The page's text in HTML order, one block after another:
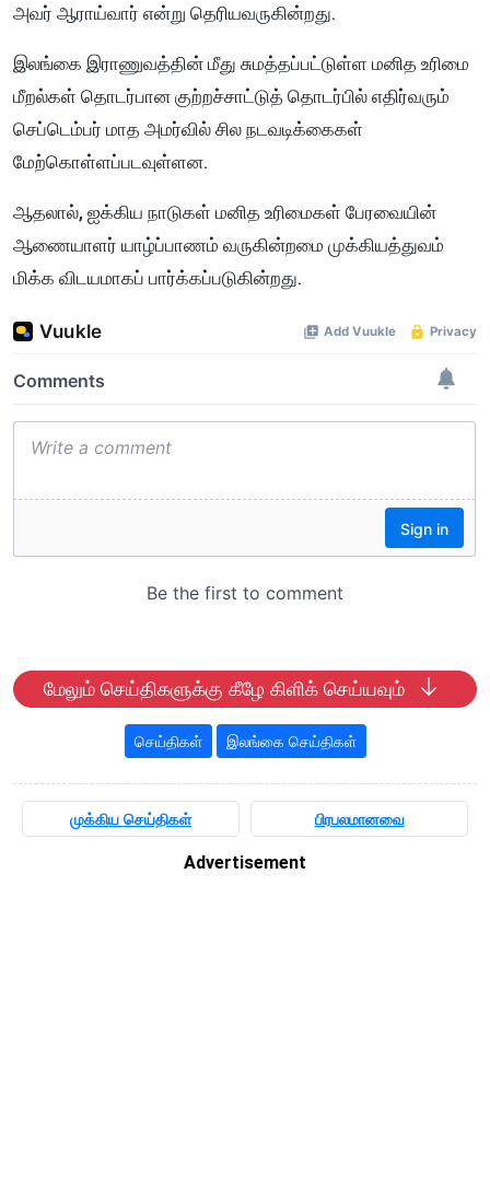
அவர் ஆராய்வார் என்று தெரியவருகின்றது.
இலங்கை இராணுவத்தின் மீது சுமத்தப்பட்டுள்ள மனித உரிமை
மீறல்கள் தொடர்பான குற்றச்சாட்டுத் தொடர்பில் எதிர்வரும்
செப்டெம்பர் மாத அமர்வில் சில நடவடிக்கைகள்
மேற்கொள்ளப்படவுள்ளன.
ஆதலால், ஐக்கிய நாடுகள் மனித உரிமைகள் பேரவையின்
ஆணையாளர் யாழ்ப்பாணம் வருகின்றமை முக்கியத்துவம்
மிக்க விடயமாகப் பார்க்கப்படுகின்றது.
மேலும் செய்திகளுக்கு கீழே கிளிக் செய்யவும்
செய்திகள் இலங்கை செய்திகள்
முக்கிய செய்திகள் பிரபலமானவை
Advertisement